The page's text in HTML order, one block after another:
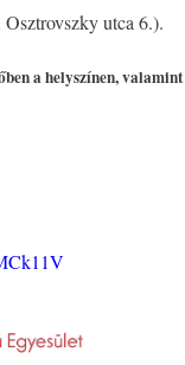
Osztrovszky utca 6.).
a helyszínen, valamint